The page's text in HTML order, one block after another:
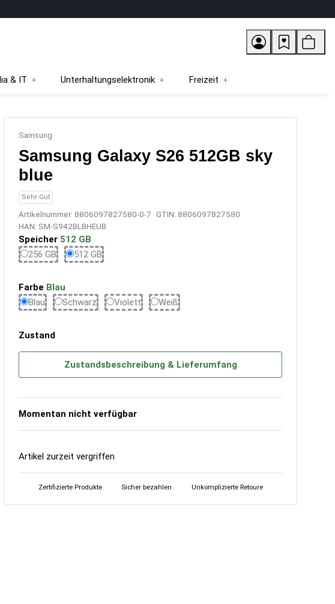
& IT Unterhaltungselektronik Freizeit
Samsung
Samsung Galaxy S26 512GB sky
blue
Sehr Gut
Artikelnummer: 8806097827580-0-7 GTIN: 8806097827580
HAN: SM-S942BLBHEUB
Speicher 512 GB
256 GB256 GB512 GB512 GB
Farbe Blau
BlauBlauSchwarzSchwarz
ViolettViolettWeißWeiß
Zustand
Zustandsbeschreibung & Lieferumfang
Momentan nicht verfügbar
Artikel zurzeit vergriffen
Zertifizierte Produkte Sicher bezahlen Unkomplizierte Retoure